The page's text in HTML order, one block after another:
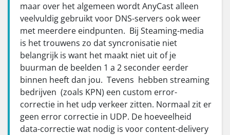
maar over het algemeen wordt AnyCast alleen
veelvuldig gebruikt voor DNS-servers ook weer
met meerdere eindpunten. Bij Steaming-media
is het trouwens zo dat syncronisatie niet
belangrijk is want het maakt niet uit of je
buurman de beelden 1 a 2 seconder eerder
binnen heeft dan jou. Tevens hebben streaming
bedrijven (zoals KPN) een custom error-
correctie in het udp verkeer zitten. Normaal zit er
geen error correctie in UDP. De hoeveelheid
data-correctie wat nodig is voor content-delivery